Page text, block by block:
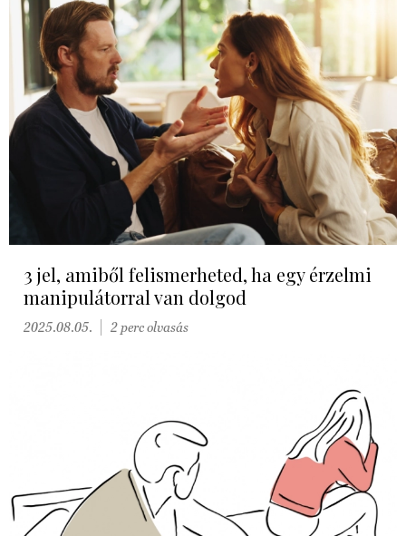
3 jel, amiből felismerheted, ha egy érzelmi
manipulátorral van dolgod
2025.08.05. 2 perc olvasás